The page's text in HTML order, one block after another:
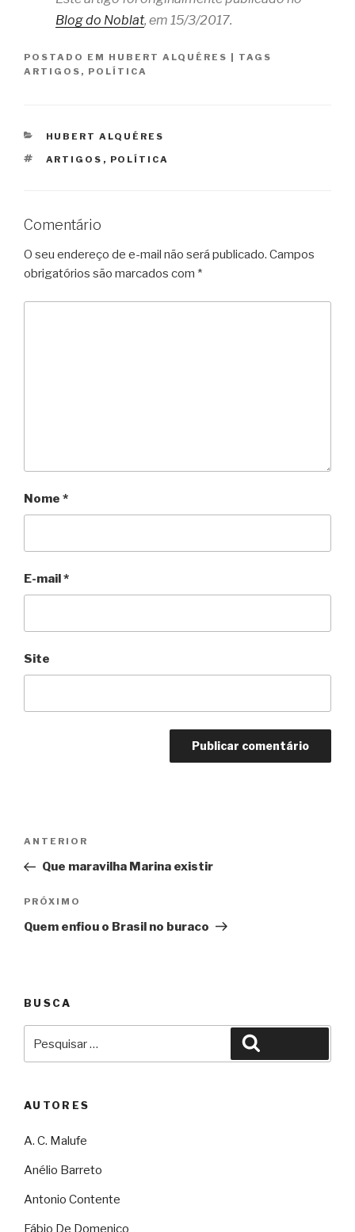
Blog do Noblat, em 15/3/2017.
POSTADO EM HUBERT ALQUÉRES | TAGS
ARTIGOS , POLÍTICA
CATEGORIAS
HUBERT ALQUÉRES
TAGS
ARTIGOS , POLÍTICA
Comentário
O seu endereço de e-mail não será publicado. Campos
obrigatórios são marcados com *
Nome *
E-mail*
Site
Post
Anterior
ANTERIOR
Que maravilha Marina existir
Próximo
PRÓXIMO
Quem enfiou o Brasil no buraco
BUSCA
por:
AUTORES
A. C. Malufe
Anélio Barreto
Antonio Contente
Fábio De Domenico